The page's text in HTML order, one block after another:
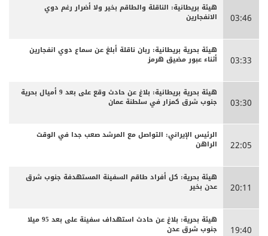
03:46
هيئة بريطانية: الناقلة والطاقم بخير ولا أضرار رغم دوي
الانفجارين
03:33
هيئة بحرية بريطانية: ربان ناقلة أبلغ عن سماع دوي انفجارين
أثناء عبور مضيق هرمز
03:30
هيئة بحرية بريطانية: بلاغ عن حادث وقع على بعد 9 أميال بحرية
جنوب شرق كمزار في سلطنة عمان
22:05
الرئيس الإيراني: التواصل مع المرشد صعب جدا في الوقت
الراهن
20:11
هيئة بحرية: كل أفراد طاقم السفينة المستهدفة جنوب شرق
عدن بخير
19:40
هيئة بحرية: بلاغ عن حادث استهداف سفينة على بعد 95 ميلا
جنوب شرق عدن